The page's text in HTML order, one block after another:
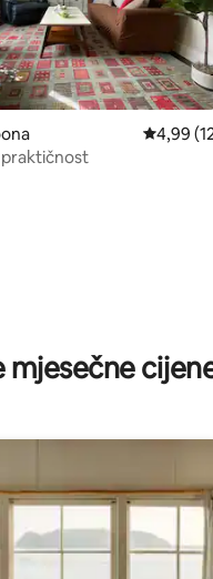
recenzija: 31
4,99
mjesečne